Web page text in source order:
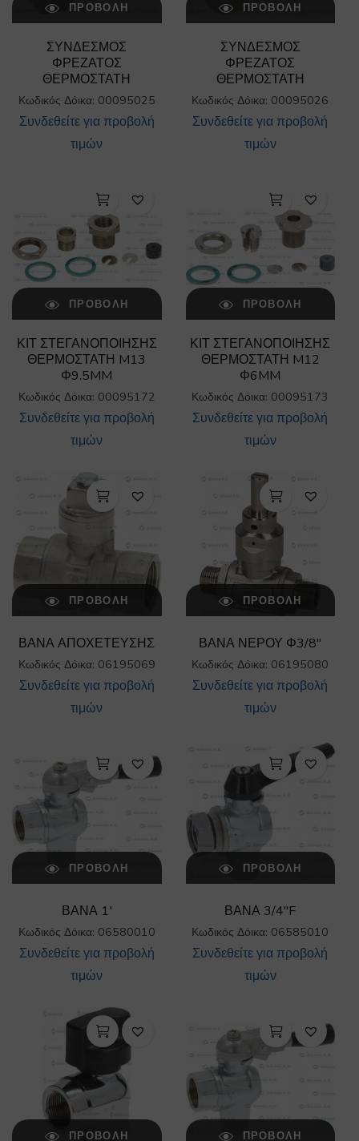
ΠΡΟΒΟΛΉ
ΣΥΝΔΕΣΜΟΣ
ΦΡΕΖΑΤΟΣ
ΘΕΡΜΟΣΤΑΤΗ
Κωδικός Δόικα: 00095025
Συνδεθείτε για προβολή
τιμών
ΠΡΟΒΟΛΉ
ΣΥΝΔΕΣΜΟΣ
ΦΡΕΖΑΤΟΣ
ΘΕΡΜΟΣΤΑΤΗ
Κωδικός Δόικα: 00095026
Συνδεθείτε για προβολή
τιμών
ΠΡΟΒΟΛΉ
ΚΙΤ ΣΤΕΓΑΝΟΠΟΙΗΣΗΣ
ΘΕΡΜΟΣΤΑΤΗ M13
Φ9.5MM
Κωδικός Δόικα: 00095172
Συνδεθείτε για προβολή
τιμών
ΠΡΟΒΟΛΉ
ΚΙΤ ΣΤΕΓΑΝΟΠΟΙΗΣΗΣ
ΘΕΡΜΟΣΤΑΤΗ M12
Φ6MM
Κωδικός Δόικα: 00095173
Συνδεθείτε για προβολή
τιμών
ΠΡΟΒΟΛΉ
ΒΑΝΑ ΑΠΟΧΕΤΕΥΣΗΣ
Κωδικός Δόικα: 06195069
Συνδεθείτε για προβολή
τιμών
ΠΡΟΒΟΛΉ
ΒΑΝΑ ΝΕΡΟΥ Φ3/8″
Κωδικός Δόικα: 06195080
Συνδεθείτε για προβολή
τιμών
ΠΡΟΒΟΛΉ
ΒΑΝΑ 1′
Κωδικός Δόικα: 06580010
Συνδεθείτε για προβολή
τιμών
ΠΡΟΒΟΛΉ
ΒΑΝΑ 3/4″F
Κωδικός Δόικα: 06585010
Συνδεθείτε για προβολή
τιμών
ΠΡΟΒΟΛΉ ΠΡΟΒΟΛΉ